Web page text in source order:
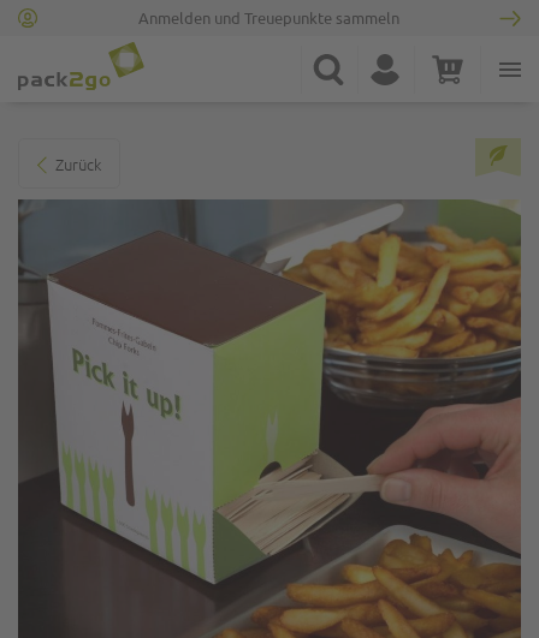
Anmelden und Treuepunkte sammeln
Suche Konto Warenkorb
Zurück